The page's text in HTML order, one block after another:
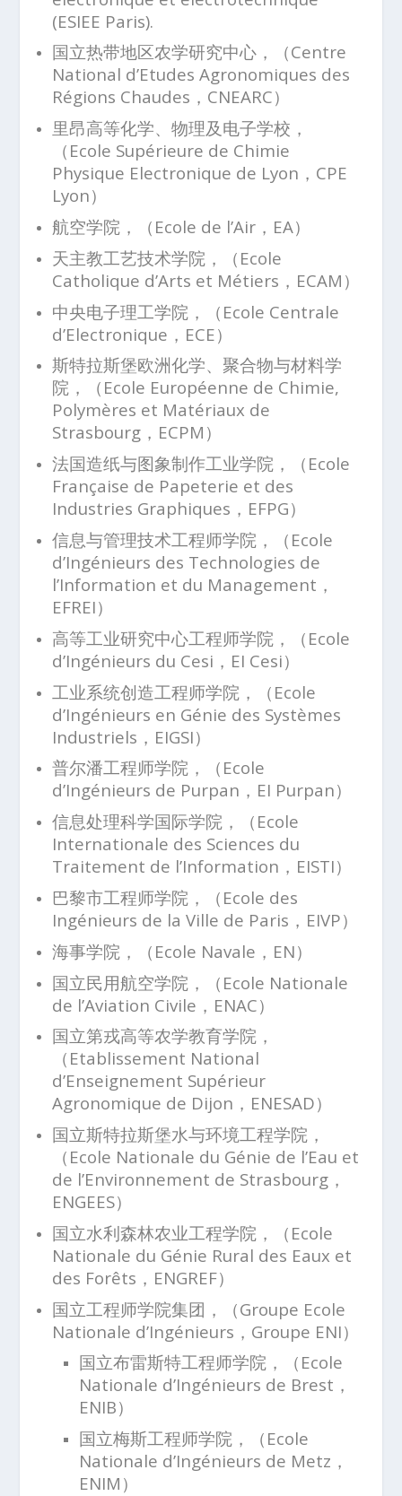
(ESIEE Paris).
国立热带地区农学研究中心，（Centre
National d’Etudes Agronomiques des
Régions Chaudes，CNEARC）
里昂高等化学、物理及电子学校，
（Ecole Supérieure de Chimie
Physique Electronique de Lyon，CPE
Lyon）
航空学院，（Ecole de l’Air，EA）
天主教工艺技术学院，（Ecole
Catholique d’Arts et Métiers，ECAM）
中央电子理工学院，（Ecole Centrale
d’Electronique，ECE）
斯特拉斯堡欧洲化学、聚合物与材料学
院，（Ecole Européenne de Chimie,
Polymères et Matériaux de
Strasbourg，ECPM）
法国造纸与图象制作工业学院，（Ecole
Française de Papeterie et des
Industries Graphiques，EFPG）
信息与管理技术工程师学院，（Ecole
d’Ingénieurs des Technologies de
l’Information et du Management，
EFREI）
高等工业研究中心工程师学院，（Ecole
d’Ingénieurs du Cesi，EI Cesi）
工业系统创造工程师学院，（Ecole
d’Ingénieurs en Génie des Systèmes
Industriels，EIGSI）
普尔潘工程师学院，（Ecole
d’Ingénieurs de Purpan，EI Purpan）
信息处理科学国际学院，（Ecole
Internationale des Sciences du
Traitement de l’Information，EISTI）
巴黎市工程师学院，（Ecole des
Ingénieurs de la Ville de Paris，EIVP）
海事学院，（Ecole Navale，EN）
国立民用航空学院，（Ecole Nationale
de l’Aviation Civile，ENAC）
国立第戎高等农学教育学院，
（Etablissement National
d’Enseignement Supérieur
Agronomique de Dijon，ENESAD）
国立斯特拉斯堡水与环境工程学院，
（Ecole Nationale du Génie de l’Eau et
de l’Environnement de Strasbourg，
ENGEES）
国立水利森林农业工程学院，（Ecole
Nationale du Génie Rural des Eaux et
des Forêts，ENGREF）
国立工程师学院集团，（Groupe Ecole
Nationale d’Ingénieurs，Groupe ENI）
国立布雷斯特工程师学院，（Ecole
Nationale d’Ingénieurs de Brest，
ENIB）
国立梅斯工程师学院，（Ecole
Nationale d’Ingénieurs de Metz，
ENIM）